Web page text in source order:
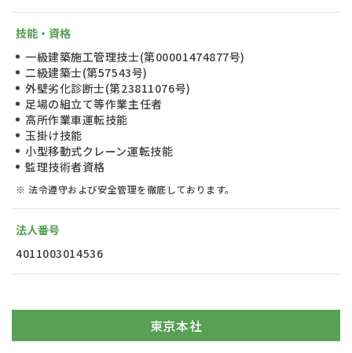
技能・資格
一級建築施工管理技士(第00001474877号)
二級建築士(第57543号)
外壁劣化診断士(第23811076号)
足場の組立て等作業主任者
高所作業車運転技能
玉掛け技能
小型移動式クレーン運転技能
監理技術者資格
※ 法令遵守および安全管理を徹底しております。
法人番号
4011003014536
東京本社